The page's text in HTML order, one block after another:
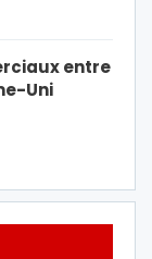
entre
Uni